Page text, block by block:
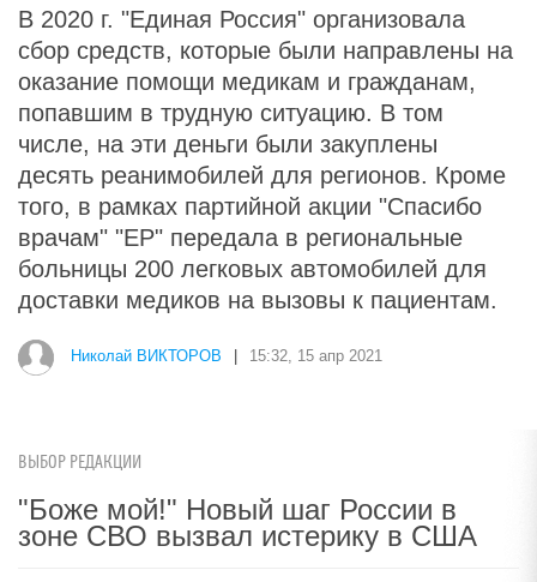
В 2020 г. "Единая Россия" организовала
сбор средств, которые были направлены на
оказание помощи медикам и гражданам,
попавшим в трудную ситуацию. В том
числе, на эти деньги были закуплены
десять реанимобилей для регионов. Кроме
того, в рамках партийной акции "Спасибо
врачам" "ЕР" передала в региональные
больницы 200 легковых автомобилей для
доставки медиков на вызовы к пациентам.
Николай ВИКТОРОВ 15:32, 15 апр 2021
ВЫБОР РЕДАКЦИИ
"Боже мой!" Новый шаг России в
зоне СВО вызвал истерику в США